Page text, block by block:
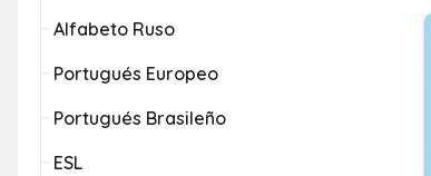
Alfabeto Ruso
Portugués Europeo
Portugués Brasileño
ESL